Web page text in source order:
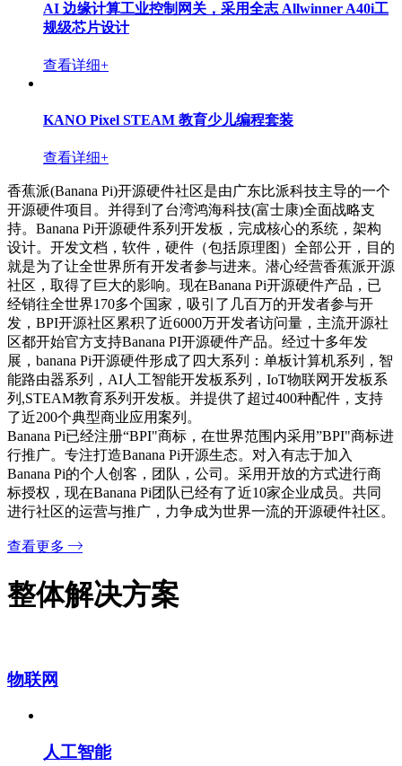
AI 边缘计算工业控制网关，采用全志 Allwinner A40i工
规级芯片设计
查看详细+
KANO Pixel STEAM 教育少儿编程套装
查看详细+
香蕉派(Banana Pi)开源硬件社区是由广东比派科技主导的一个
开源硬件项目。并得到了台湾鸿海科技(富士康)全面战略支
持。Banana Pi开源硬件系列开发板，完成核心的系统，架构
设计。开发文档，软件，硬件（包括原理图）全部公开，目的
就是为了让全世界所有开发者参与进来。潜心经营香蕉派开源
社区，取得了巨大的影响。现在Banana Pi开源硬件产品，已
经销往全世界170多个国家，吸引了几百万的开发者参与开
发，BPI开源社区累积了近6000万开发者访问量，主流开源社
区都开始官方支持Banana PI开源硬件产品。经过十多年发
展，banana Pi开源硬件形成了四大系列：单板计算机系列，智
能路由器系列，AI人工智能开发板系列，IoT物联网开发板系
列,STEAM教育系列开发板。并提供了超过400种配件，支持
了近200个典型商业应用案列。
Banana Pi已经注册“BPI"商标，在世界范围内采用”BPI"商标进
行推广。专注打造Banana Pi开源生态。对入有志于加入
Banana Pi的个人创客，团队，公司。采用开放的方式进行商
标授权，现在Banana Pi团队已经有了近10家企业成员。共同
进行社区的运营与推广，力争成为世界一流的开源硬件社区。
查看更多
整体解决方案
物联网
人工智能